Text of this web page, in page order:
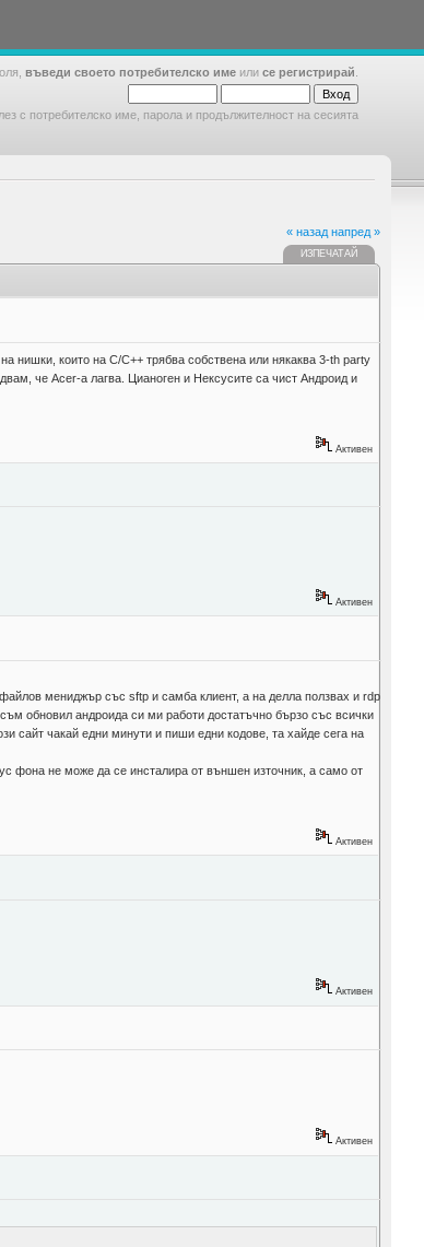
въведи своето потребителско име или се регистрирай
с потребителско име, парола и продължителност на сесията
« назад напред »
ИЗПЕЧАТАЙ
нишки, които на С/С++ трябва собствена или някаква 3-th party
че Acer-a лагва. Цианоген и Нексусите са чист Андроид и
Активен
Активен
мениджър със sftp и самба клиент, а на делла ползвах и rdp
обновил андроида си ми работи достатъчно бързо със всички
сайт чакай едни минути и пиши едни кодове, та хайде сега на
фона не може да се инсталира от външен източник, а само от
Активен
Активен
Активен